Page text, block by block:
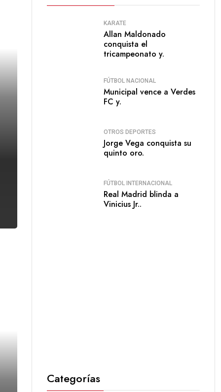
KARATE
Allan Maldonado
conquista el
tricampeonato y.
FÚTBOL NACIONAL
Municipal vence a Verdes
FC y.
OTROS DEPORTES
Jorge Vega conquista su
quinto oro.
FÚTBOL INTERNACIONAL
Real Madrid blinda a
Vinicius Jr..
Categorías